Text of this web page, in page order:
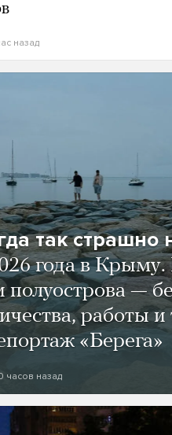
назад
так страшно
года в Крыму.
полуострова —
работы и
«Берега»
часов назад